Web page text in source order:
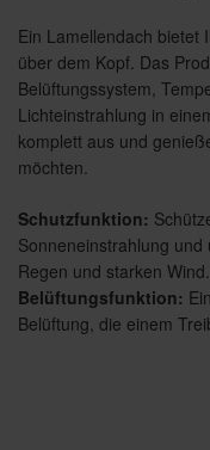
Ein Lamellendach bietet
über dem Kopf. Das
Belüftungssystem,
Lichteinstrahlung in
komplett aus und
möchten.
Schutzfunktion:
Sonneneinstrahlung
Regen und starken Wind.
Belüftungsfunktion:
Belüftung, die einem